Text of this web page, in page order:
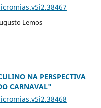
Lemos
NA PERSPECTIVA
CARNAVAL"